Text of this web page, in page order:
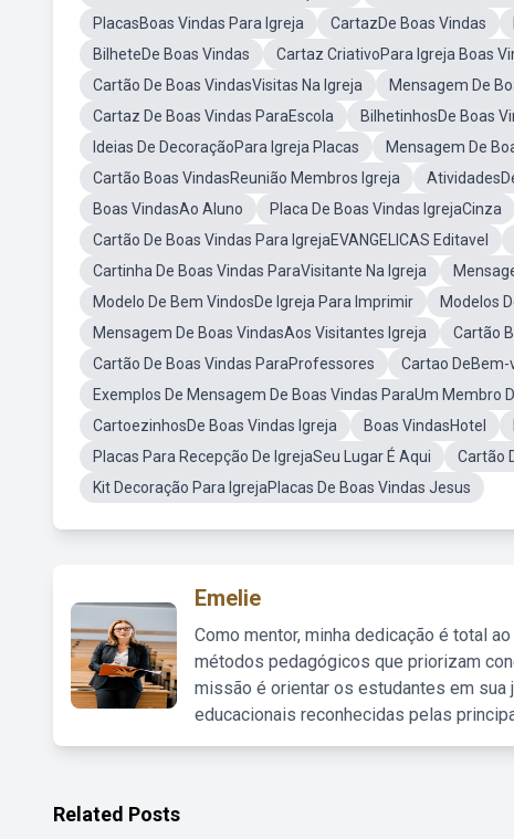
PlacasBoas Vindas Para Igreja
CartazDe Boas Vindas
BilheteDe Boas Vindas
Cartaz CriativoPara Igreja Boas
Cartão De Boas VindasVisitas Na Igreja
Mensagem De
Cartaz De Boas Vindas ParaEscola
BilhetinhosDe Boas
Ideias De DecoraçãoPara Igreja Placas
Mensagem De
Cartão Boas VindasReunião Membros Igreja
Boas VindasAo Aluno
Placa De Boas Vindas IgrejaCinza
Cartão De Boas Vindas Para IgrejaEVANGELICAS Editavel
Cartinha De Boas Vindas ParaVisitante Na Igreja
Modelo De Bem VindosDe Igreja Para Imprimir
Modelos
Mensagem De Boas VindasAos Visitantes Igreja
Cartão
Cartão De Boas Vindas ParaProfessores
Cartao DeBem-
Exemplos De Mensagem De Boas Vindas ParaUm Membro
CartoezinhosDe Boas Vindas Igreja
Boas VindasHotel
Placas Para Recepção De IgrejaSeu Lugar É Aqui
Cartão
Kit Decoração Para IgrejaPlacas De Boas Vindas Jesus
Emelie
Como mentor, minha dedicação é total
métodos pedagógicos que priorizam
missão é orientar os estudantes em sua
educacionais reconhecidas pelas
Related Posts